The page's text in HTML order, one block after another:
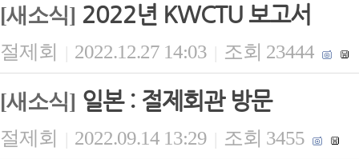
[새소식] 2022년 KWCTU 보고서
절제회 | 2022.12.27 14:03 | 조회 23444
[새소식] 일본 : 절제회관 방문
절제회 | 2022.09.14 13:29 | 조회 3455